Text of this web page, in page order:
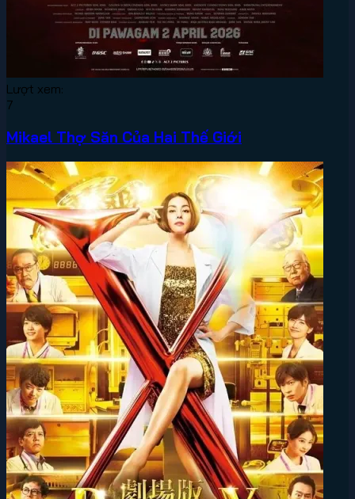
Lượt xem:
7
Mikael Thợ Săn Của Hai Thế Giới